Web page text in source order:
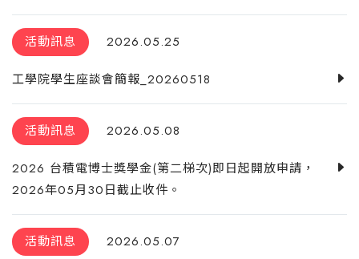
活動訊息 2026.05.25
工學院學生座談會簡報_20260518
活動訊息 2026.05.08
2026 台積電博士獎學金(第二梯次)即日起開放申請，
2026年05月30日截止收件。
活動訊息 2026.05.07